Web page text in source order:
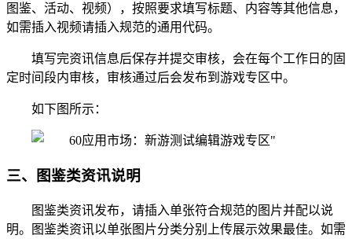
图鉴、活动、视频），按照要求填写标题、内容等其他信息，
如需插入视频请插入规范的通用代码。
填写完资讯信息后保存并提交审核，会在每个工作日的固
定时间段内审核，审核通过后会发布到游戏专区中。
如下图所示：
三、图鉴类资讯说明
图鉴类资讯发布，请插入单张符合规范的图片并配以说
明。图鉴类资讯以单张图片分类分别上传展示效果最佳。如需